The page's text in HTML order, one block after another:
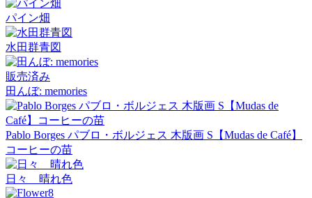
パイン畑
水田群青図
販売済み
田んぼ: memories
Pablo Borges パブロ・ボルジェス 木版画 S【Mudas de Café】
コーヒーの苗
日々 晴れ色